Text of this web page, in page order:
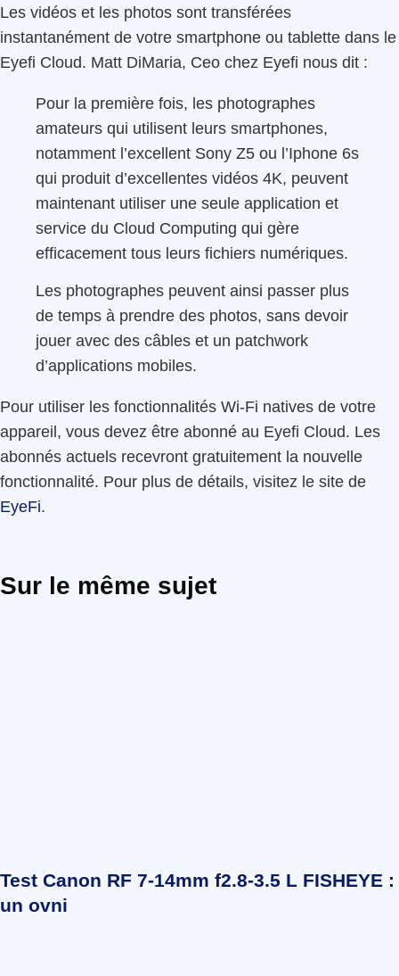
Les vidéos et les photos sont transférées
instantanément de votre smartphone ou tablette dans le
Eyefi Cloud. Matt DiMaria, Ceo chez Eyefi nous dit :
Pour la première fois, les photographes
amateurs qui utilisent leurs smartphones,
notamment l’excellent Sony Z5 ou l’Iphone 6s
qui produit d’excellentes vidéos 4K, peuvent
maintenant utiliser une seule application et
service du Cloud Computing qui gère
efficacement tous leurs fichiers numériques.
Les photographes peuvent ainsi passer plus
de temps à prendre des photos, sans devoir
jouer avec des câbles et un patchwork
d’applications mobiles.
Pour utiliser les fonctionnalités Wi-Fi natives de votre
appareil, vous devez être abonné au Eyefi Cloud. Les
abonnés actuels recevront gratuitement la nouvelle
fonctionnalité. Pour plus de détails, visitez le site de
EyeFi.
Sur le même sujet
Test Canon RF 7-14mm f2.8-3.5 L FISHEYE :
un ovni